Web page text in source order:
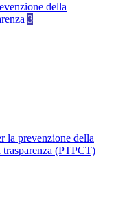
della
3
la prevenzione della
(PTPCT)